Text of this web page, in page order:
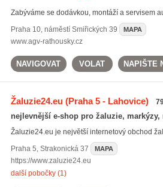
Zabýváme se dodávkou, montáží a servisem
Praha 10, náměstí Smiřických 39 MAPA
www.agv-rathousky.cz
NAVIGOVAT VOLAT NAPIŠTE
Žaluzie24.eu(Praha 5 - Lahovice)
nejlevnější e-shop pro žaluzie, markýzy,
Žaluzie24.eu je největší internetový obchod
Praha 5, Strakonická 37 MAPA
https://www.zaluzie24.eu
další pobočky (1)